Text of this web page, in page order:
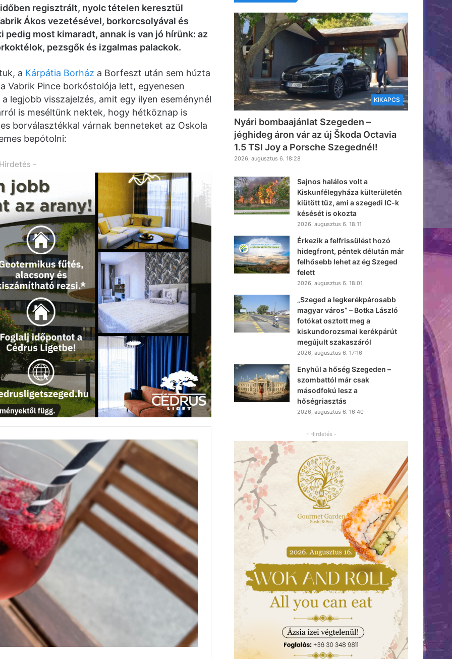
regisztrált, nyolc tételen keresztül
Ákos vezetésével, borkorcsolyával és
most kimaradt, annak is van jó hírünk: az
pezsgők és izgalmas palackok.
a Kárpátia Borház a Borfeszt után sem húzta
Vabrik Pince borkóstolója lett, egyenesen
legjobb visszajelzés, amit egy ilyen eseménynél
is meséltünk nektek, hogy hétköznap is
borválasztékkal várnak benneteket az Oskola
bepótolni:
-
KIKAPCS
Nyári bombaajánlat Szegeden –
jéghideg áron vár az új Škoda Octavia
1.5 TSI Joy a Porsche Szegednél!
2026, augusztus 6. 18:28
Sajnos halálos volt a
Kiskunfélegyháza külterületén
kiütött tűz, ami a szegedi IC-k
késését is okozta
2026, augusztus 6. 18:11
Érkezik a felfrissülést hozó
hidegfront, péntek délután már
felhősebb lehet az ég Szeged
felett
2026, augusztus 6. 18:01
„Szeged a legkerékpárosabb
magyar város” – Botka László
fotókat osztott meg a
kiskundorozsmai kerékpárút
megújult szakaszáról
2026, augusztus 6. 17:16
Enyhül a hőség Szegeden –
szombattól már csak
másodfokú lesz a
hőségriasztás
2026, augusztus 6. 16:40
- Hirdetés -